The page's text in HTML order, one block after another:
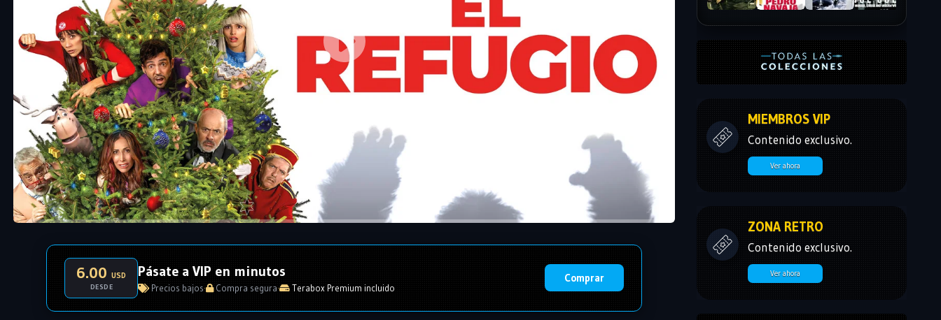
6.00USD
DESDE
Pásate a VIP en minutos
Precios bajos· Compra segura· Terabox Premium incluido
Comprar
MIEMBROS VIP
Contenido exclusivo.
Ver ahora
ZONA RETRO
Contenido exclusivo.
Ver ahora